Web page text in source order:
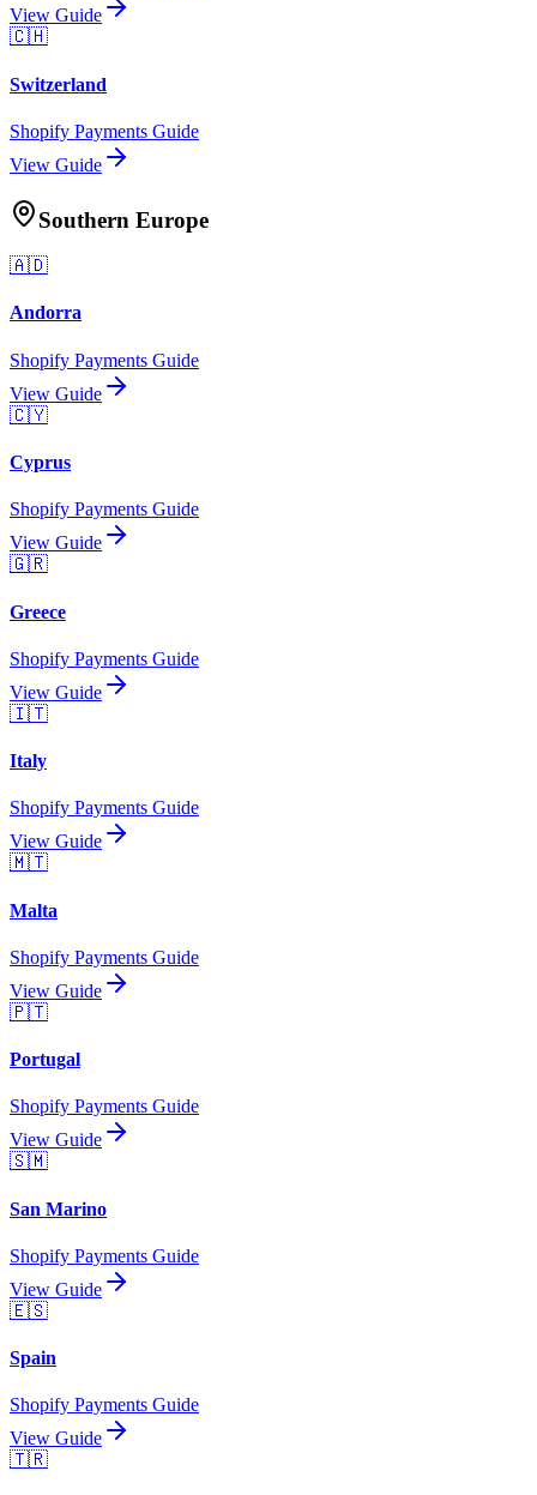
View Guide
🇨🇭
Switzerland
Shopify Payments Guide
View Guide
Southern Europe
🇦🇩
Andorra
Shopify Payments Guide
View Guide
🇨🇾
Cyprus
Shopify Payments Guide
View Guide
🇬🇷
Greece
Shopify Payments Guide
View Guide
🇮🇹
Italy
Shopify Payments Guide
View Guide
🇲🇹
Malta
Shopify Payments Guide
View Guide
🇵🇹
Portugal
Shopify Payments Guide
View Guide
🇸🇲
San Marino
Shopify Payments Guide
View Guide
🇪🇸
Spain
Shopify Payments Guide
View Guide
🇹🇷